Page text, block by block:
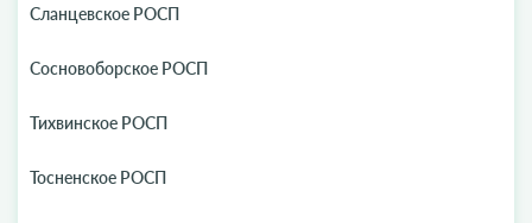
Сланцевское РОСП
Сосновоборское РОСП
Тихвинское РОСП
Тосненское РОСП